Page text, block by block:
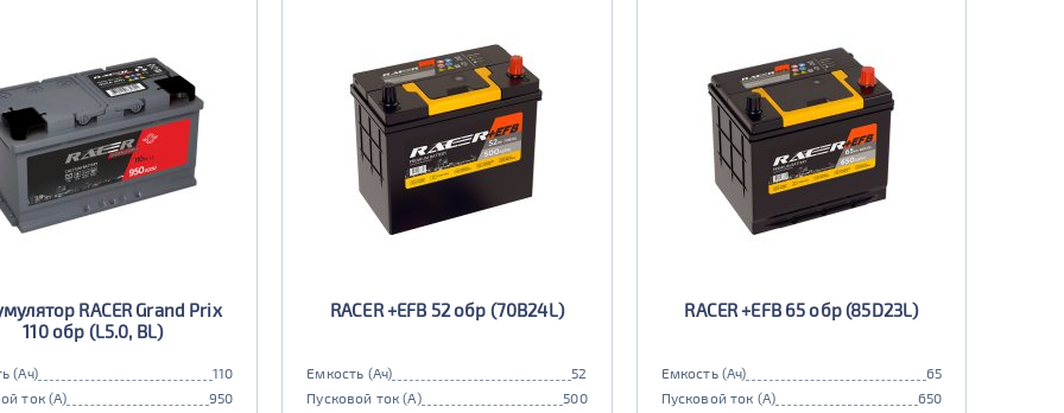
RACER Grand Prix
110 обр (L5.0, BL)
(Ач)
110
ток (А)
950
RACER +EFB 52 обр (70B24L)
Емкость (Ач)
52
Пусковой ток (А)
500
RACER +EFB 65 обр (85D23L)
Емкость (Ач)
65
Пусковой ток (А)
650